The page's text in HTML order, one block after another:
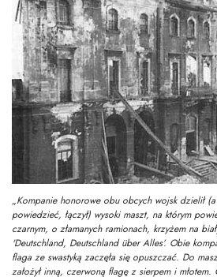
„Kompanie honorowe obu obcych wojsk dzielił
powiedzieć, łączył) wysoki maszt, na którym
czarnym, o złamanych ramionach, krzyżem na
'Deutschland, Deutschland über Alles’. Obie
flaga ze swastyką zaczęła się opuszczać. Do
założył inną, czerwoną flagę z sierpem i